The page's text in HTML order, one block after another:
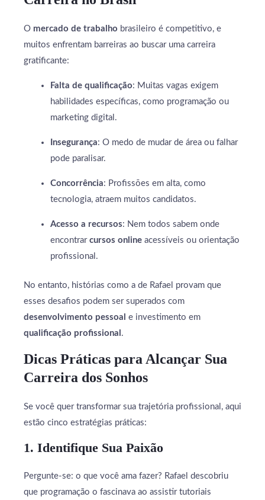
O mercado de trabalho brasileiro é competitivo, e
muitos enfrentam barreiras ao buscar uma carreira
gratificante:
Falta de qualificação: Muitas vagas exigem
habilidades específicas, como programação ou
marketing digital.
Insegurança: O medo de mudar de área ou falhar
pode paralisar.
Concorrência: Profissões em alta, como
tecnologia, atraem muitos candidatos.
Acesso a recursos: Nem todos sabem onde
encontrar cursos online acessíveis ou orientação
profissional.
No entanto, histórias como a de Rafael provam que
esses desafios podem ser superados com
desenvolvimento pessoal e investimento em
qualificação profissional .
Dicas Práticas para Alcançar Sua
Carreira dos Sonhos
Se você quer transformar sua trajetória profissional, aqui
estão cinco estratégias práticas:
1. Identifique Sua Paixão
Pergunte-se: o que você ama fazer? Rafael descobriu
que programação o fascinava ao assistir tutoriais